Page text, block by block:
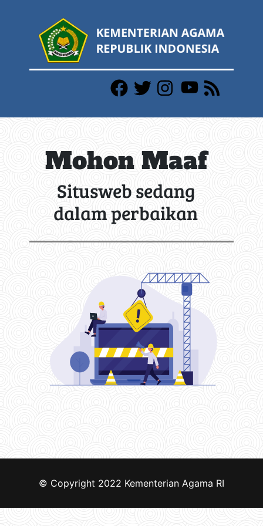
Mohon Maaf
Situsweb sedang
dalam perbaikan
© Copyright 2022 Kementerian Agama RI